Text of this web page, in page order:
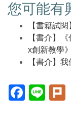
您可能有
【書籍試
【書介】
x創新教學》
【書介】
Facebook(另
開
Line(另
開